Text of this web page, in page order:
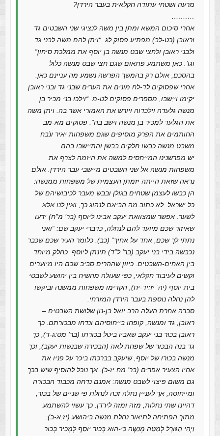
מרעה ושטחי עתודה חקלאית בעבר הירדן?
……….
אחרי סיכום המשא ומתן בין משה לנציגי שני השבטים גד
וראובן (כט-לב) מפתיע פסוק לג: “ויתן להם משה לבני גד
ולבני ראובן ולחצי שבט מנשה בן יוסף את ממלכת סיחון”
וגו’. כאן משתמע פתאום שגם חצי שבט מנשה כלול
בהסכם, אולם רק בהמשך הפרשה נשמע מה עניינם כאן.
אחרי שפסוקים לד-לח מונים את הערים שבני גד ובני ראובן
יקימו וייַשבו, מספרים פסוקים לט-מ: “וילכו בני מכיר בן
מנשה גלעדה וילכדוה ויורש את האמורי אשר בה. ויתן משה
את הגלעד למכיר בן מנשה וישב בה”. פסוקים מא-מב
החותמים את הפרק מוסיפים שגם משפחות יאיר ונֹבח
משבט מנשה כבשו חלקים בבשן והתיישבו בהם.
יש מפרשנינו המייחסים למשה את היזמה לצרף את
משפחות מנשה אל שני השבטים מיישבי עבר הירדן. אולם
נראה שזאת הייתה יזמתן העצמית של משפחות ממנשה:
הן כבשו לעצמן שטחים בגולן ובבש מעבר לכיבושיהם של
כל ישראל. לא כתוב מה הביאם לנהוג כך, ואין לנו אלא
לשער. אפשר שמצוואת יעקב אבינו ליוסף (בר’ מ”ח) ידעו
שאיזור שכם מיועד להם לנחלה, כדברי יעקב שם: “ואני
נתתי לך שכם, אחד על אחיך” (כב). כלומר העיר שכם שכבר
נכבשה בידי בני יעקב (בר’ ל”ד) תינתן ליוסף כחלק מיוחד
בין האחים-השבטים. כיוון שההרים סביב שכם היו מיוערים
וקשים לעיבוד חקלאי, כפי שעולה מהשיח בין יהושע לשבטי
בית יוסף (יה’ יז:יד-יח), הקדימו משפחות ממשנה וביקשו
להן נחלה נוספת בעבר הירדן המזרחי.
סברה אחרת העלה הרב יואל בן-נון:שלושת השבטים –
ראובן, גד ומנשה, קופחו בייחוסיהם ונדחו מבכורתם. כך
ראובן בכור בני יעקב שאביו ביטל בכורתו (בר’ מט:ג-ד), כך
גד בנה הבכור של שפחת לאה (הבכירה שבנשות יעקב), וכך
מנשה בכורו של יוסף, שיעקב בברכתו ביכר על פניו את
אחיו הצעיר אפרים (בר’ מח:יז-כ). אך נוכל להוסיף שיש בכך
גם משום פיצוי לשבט מנשה: אמנם נדחה מכבוד הבכורה
ומייחוסה, אך לעניין נחלה זכה לנחלת פי שניים של בכור,
דהיינו שתי נחלות, מזה ומזה לירדן. כך עשוי להשתמע
מתוך הפתיחה לתיאור נחלת מנשה ביהושע (יז:א-ב):
וַיְהִי הַגּוֹרָל לְמַטֵּה מְנַשֶּה כִּי-הוּא בְּכוֹר יוֹסֵף לְמָכִיר בְּכוֹר